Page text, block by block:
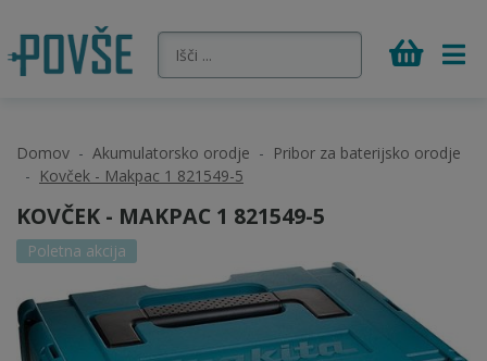
Domov Akumulatorsko orodje
Pribor za baterijsko orodje
Kovček - Makpac 1 821549-5
KOVČEK - MAKPAC 1 821549-5
Poletna akcija